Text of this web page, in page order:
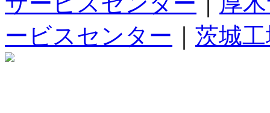
ービスセンター
茨城